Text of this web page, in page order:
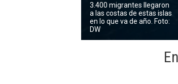
3.400 migrantes llegaron
a las costas de estas islas
en lo que va de año. Foto:
DW